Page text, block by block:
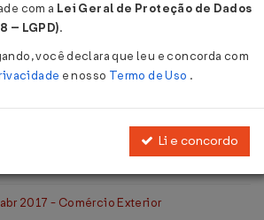
Atendida pelo PEIEX
a Prêmio de € 1 Mi
2017 - Comércio Exterior
com a Lei Geral de Proteção de Dados
– LGPD).
você declara que leu e concorda com
e nosso Termo de Uso .
Li e concordo